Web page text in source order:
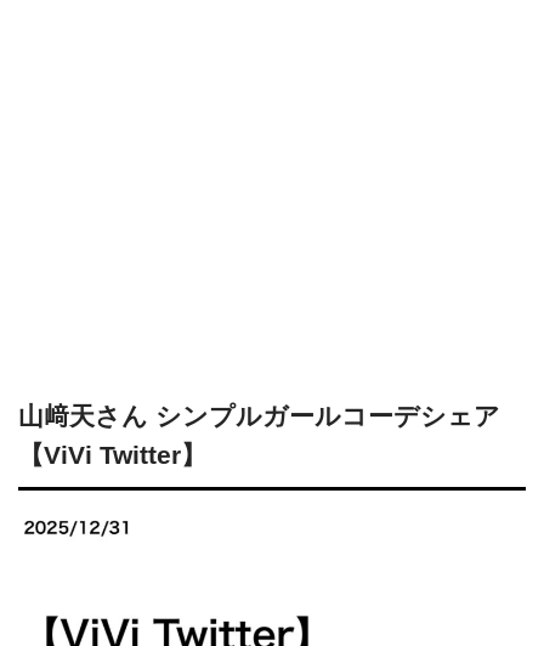
山﨑天さん シンプルガールコーデシェア
【ViVi Twitter】